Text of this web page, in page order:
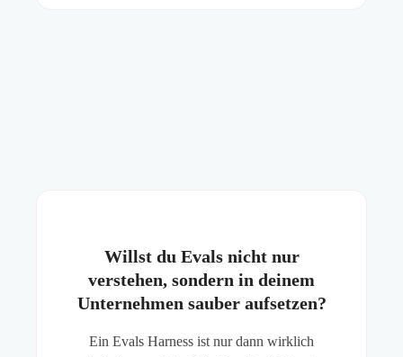
Willst du Evals nicht nur
verstehen, sondern in deinem
Unternehmen sauber aufsetzen?
Ein Evals Harness ist nur dann wirklich